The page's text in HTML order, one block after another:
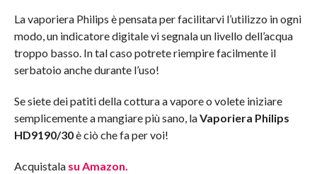
La vaporiera Philips è pensata per facilitarvi l’utilizzo in ogni
modo, un indicatore digitale vi segnala un livello dell’acqua
troppo basso. In tal caso potrete riempire facilmente il
serbatoio anche durante l’uso!
Se siete dei patiti della cottura a vapore o volete iniziare
semplicemente a mangiare più sano, laVaporiera Philips
HD9190/30è ciò che fa per voi!
Acquistala su Amazon.